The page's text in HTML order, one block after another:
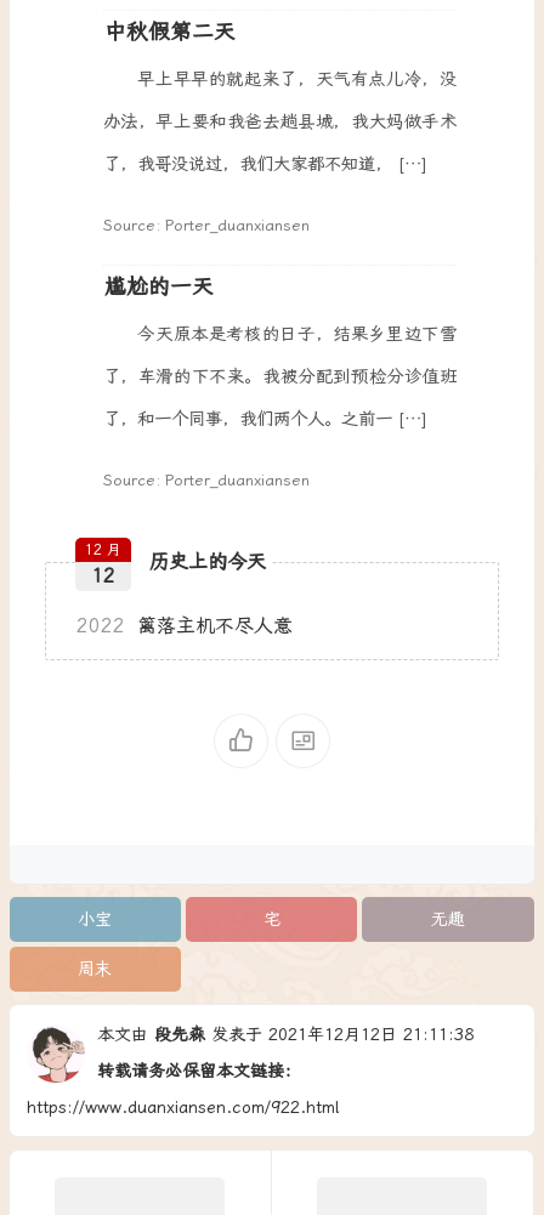
中秋假第二天
早上早早的就起来了，天气有点儿冷，没
办法，早上要和我爸去趟县城，我大妈做手术
了，我哥没说过，我们大家都不知道， […]
Source: Porter_duanxiansen
尴尬的一天
今天原本是考核的日子，结果乡里边下雪
了，车滑的下不来。我被分配到预检分诊值班
了，和一个同事，我们两个人。之前一 […]
Source: Porter_duanxiansen
历史上的今天
12 月
12
2022 篱落主机不尽人意
小宝 宅 无趣
周末
本文由 段先森发表于 2021年12月12日 21:11:38
转载请务必保留本文链接：
https://www.duanxiansen.com/922.html